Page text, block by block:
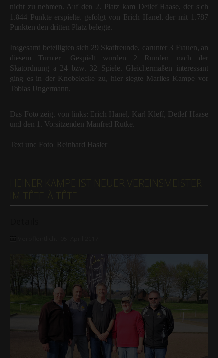
nicht zu nehmen. Auf den 2. Platz kam Detlef Haase, der sich
1.844 Punkte erspielte, gefolgt von Erich Hanel, der mit 1.787
Punkten den dritten Platz belegte.
Insgesamt beteiligten sich 29 Skatfreunde, darunter 3 Frauen, an
diesem Turnier. Gespielt wurden 2 Runden nach der
Skatordnung a 24 bzw. 32 Spiele. Gleichermaßen interessant
ging es in der Knobelecke zu, hier siegte Marlies Kampe vor
Tobias Ungermann.
Das Foto zeigt von links: Erich Hanel, Karl Kleff, Detlef Haase
und den 1. Vorsitzenden Manfred Rutke.
Text und Foto: Reinhard Hasler